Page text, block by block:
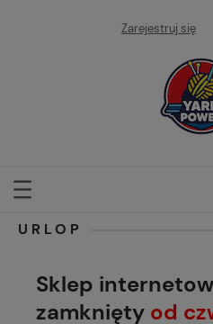
Zarejestruj się
URLOP
Sklep
zamknięty od